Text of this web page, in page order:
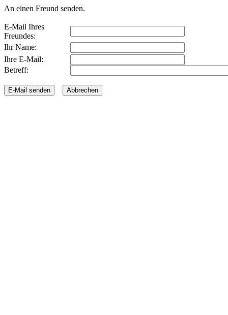
An einen Freund senden.
E-Mail Ihres
Freundes:
Ihr Name:
Ihre E-Mail:
Betreff: